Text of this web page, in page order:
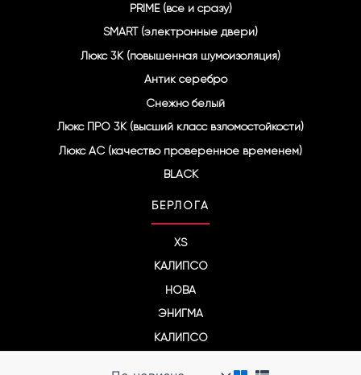
PRIME (все и сразу)
SMART (электронные двери)
Люкс 3К (повышенная шумоизоляция)
Антик серебро
Снежно белый
Люкс ПРО 3К (высший класс взломостойкости)
Люкс АС (качество проверенное временем)
BLACK
БЕРЛОГА
XS
КАЛИПСО
НОВА
ЭНИГМА
КАЛИПСО